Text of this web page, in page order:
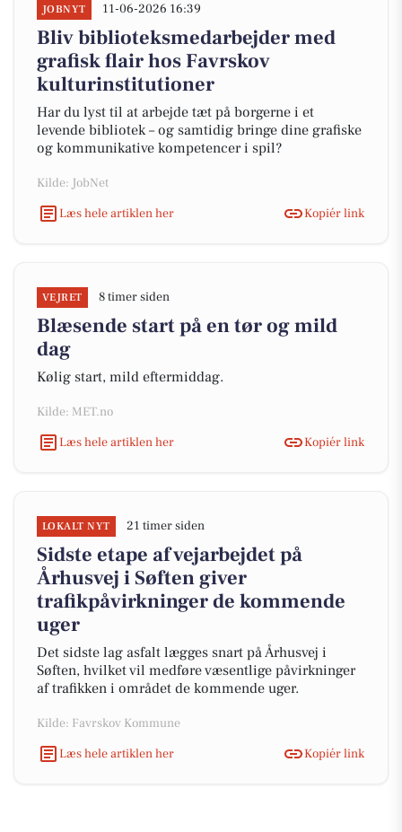
JOBNYT 11-06-2026 16:39
Bliv biblioteksmedarbejder med
grafisk flair hos Favrskov
kulturinstitutioner
Har du lyst til at arbejde tæt på borgerne i et
levende bibliotek – og samtidig bringe dine grafiske
og kommunikative kompetencer i spil?
Kilde: JobNet
Læs hele artiklen her
Kopiér link
VEJRET 8 timer siden
Blæsende start på en tør og mild
dag
Kølig start, mild eftermiddag.
Kilde: MET.no
Læs hele artiklen her
Kopiér link
LOKALT NYT 21 timer siden
Sidste etape af vejarbejdet på
Århusvej i Søften giver
trafikpåvirkninger de kommende
uger
Det sidste lag asfalt lægges snart på Århusvej i
Søften, hvilket vil medføre væsentlige påvirkninger
af trafikken i området de kommende uger.
Kilde: Favrskov Kommune
Læs hele artiklen her
Kopiér link